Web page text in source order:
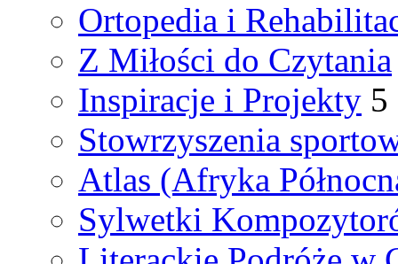
Ortopedia i
Z Miłości do Czytania
Inspiracje i Projekty 5
Stowrzyszenia
Atlas (Afryka
Sylwetki